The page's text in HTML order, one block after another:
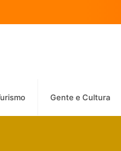
Gente e Cultura